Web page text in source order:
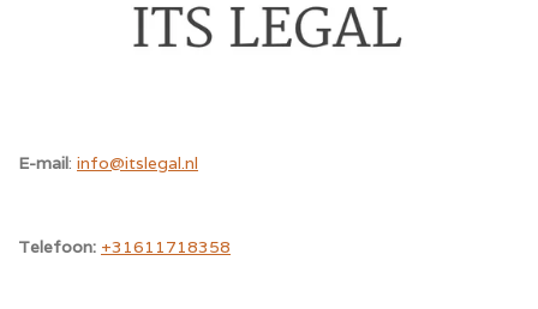
E-mail: info@itslegal.nl
Telefoon: +31611718358